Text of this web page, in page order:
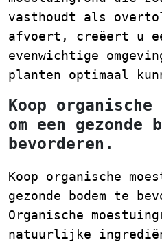
vasthoudt als
afvoert, creëert u
evenwichtige
planten optimaal
Koop organische
om een gezonde
bevorderen.
Koop organische
gezonde bodem te
Organische
natuurlijke